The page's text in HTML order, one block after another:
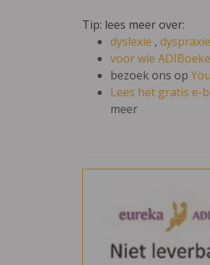
Tip: lees meer over:
dyslexie ,
voor wie
bezoek ons op
Lees het gratis e-
meer